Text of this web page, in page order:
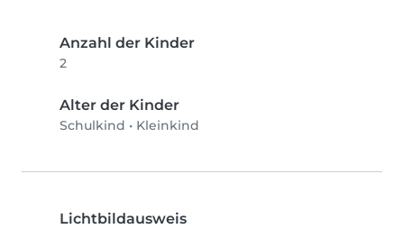
Anzahl der Kinder
2
Alter der Kinder
Schulkind • Kleinkind
Lichtbildausweis